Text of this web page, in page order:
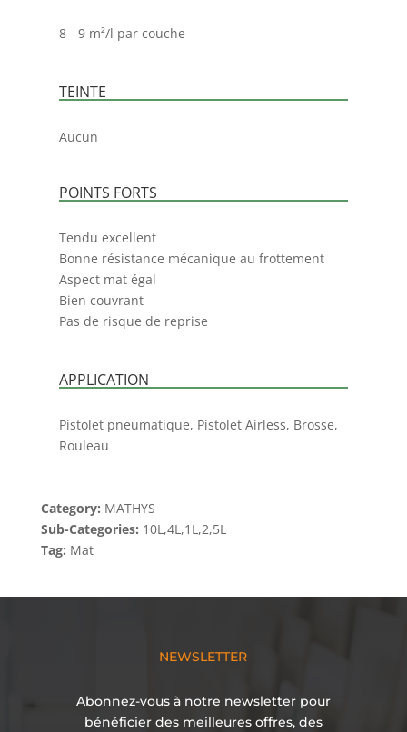
8 - 9 m²/l par couche
TEINTE
Aucun
POINTS FORTS
Tendu excellent
Bonne résistance mécanique au frottement
Aspect mat égal
Bien couvrant
Pas de risque de reprise
APPLICATION
Pistolet pneumatique, Pistolet Airless, Brosse,
Rouleau
Category: MATHYS
Sub-Categories: 10L,4L,1L,2,5L
Tag: Mat
NEWSLETTER
Abonnez-vous à notre newsletter pour
bénéficier des meilleures offres, des